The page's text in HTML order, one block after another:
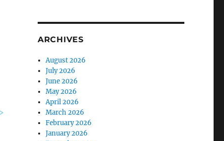
ARCHIVES
August 2026
July 2026
June 2026
May 2026
April 2026
March 2026
February 2026
January 2026